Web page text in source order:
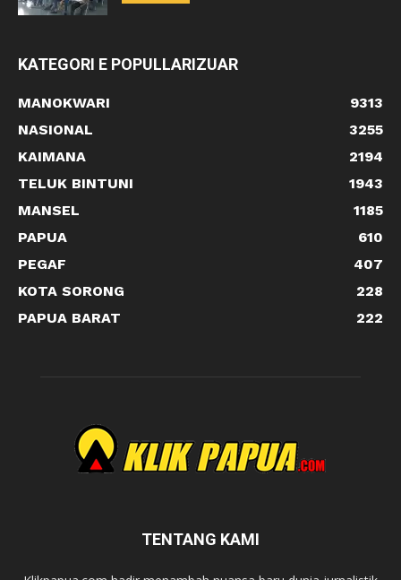
KATEGORI E POPULLARIZUAR
MANOKWARI
9313
NASIONAL
3255
KAIMANA
2194
TELUK BINTUNI
1943
MANSEL
1185
PAPUA
610
PEGAF
407
KOTA SORONG
228
PAPUA BARAT
222
TENTANG KAMI